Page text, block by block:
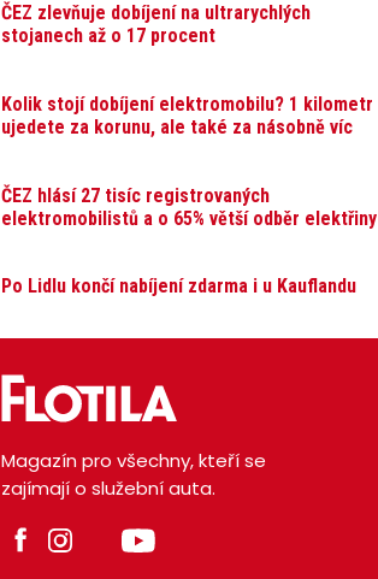
ČEZ zlevňuje dobíjení na ultrarychlých
stojanech až o 17 procent
Kolik stojí dobíjení elektromobilu? 1 kilometr
ujedete za korunu, ale také za násobně víc
ČEZ hlásí 27 tisíc registrovaných
elektromobilistů a o 65% větší odběr elektřiny
Po Lidlu končí nabíjení zdarma i u Kauflandu
Magazín pro všechny, kteří se
zajímají o služební auta.